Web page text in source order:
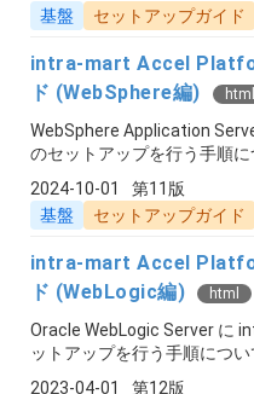
基盤
セットアップガイド
intra-mart Accel
ド (WebSphere編)
html
WebSphere Application
のセットアップを行う手順に
2024-10-01
第11版
基盤
セットアップガイド
intra-mart Accel
ド (WebLogic編)
html
Oracle WebLogic Server に
ットアップを行う手順につい
2023-04-01
第12版